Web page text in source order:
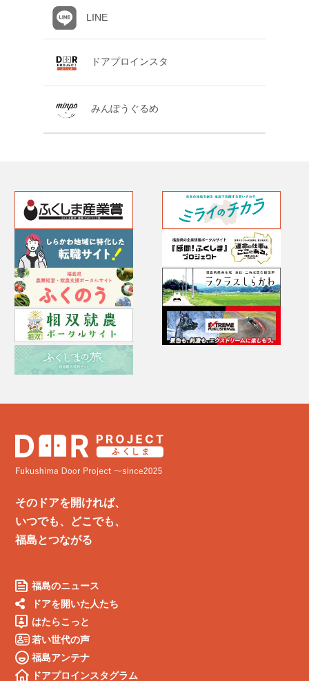
LINE
ドアプロインスタ
みんぽうぐるめ
そのドアを開ければ、
いつでも、どこでも、
福島とつながる
福島のニュース
ドアを開いた人たち
はたらこっと
若い世代の声
福島アンテナ
ドアプロインスタグラム